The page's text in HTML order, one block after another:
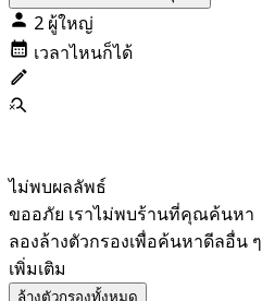
2 ผู้ใหญ่
เวลาไหนก็ได้
ไม่พบผลลัพธ์
ขออภัย เราไม่พบร้านที่คุณค้นหา
ลองล้างตัวกรองเพื่อค้นหาดีลอื่น ๆ
เพิ่มเติม
ล้างตัวกรองทั้งหมด